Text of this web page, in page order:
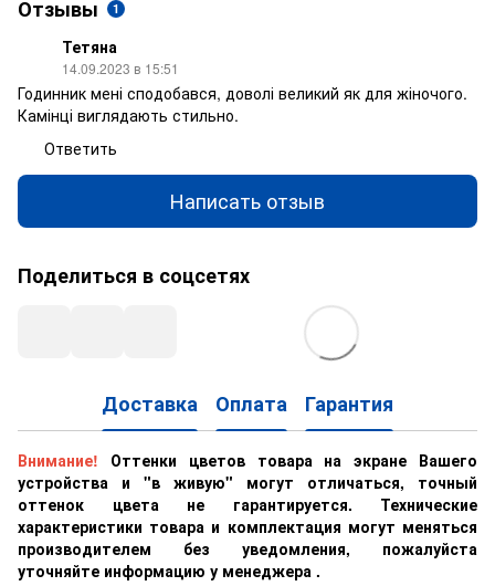
Отзывы 1
Тетяна
14.09.2023 в 15:51
Годинник мені сподобався, доволі великий як для жіночого.
Камінці виглядають стильно.
Ответить
Написать отзыв
Поделиться в соцсетях
Доставка Оплата Гарантия
Внимание!
Оттенки цветов товара на экране Вашего
устройства и "в живую" могут отличаться, точный
оттенок цвета не гарантируется. Технические
характеристики товара и комплектация могут меняться
производителем без уведомления, пожалуйста
уточняйте информацию у менеджера .